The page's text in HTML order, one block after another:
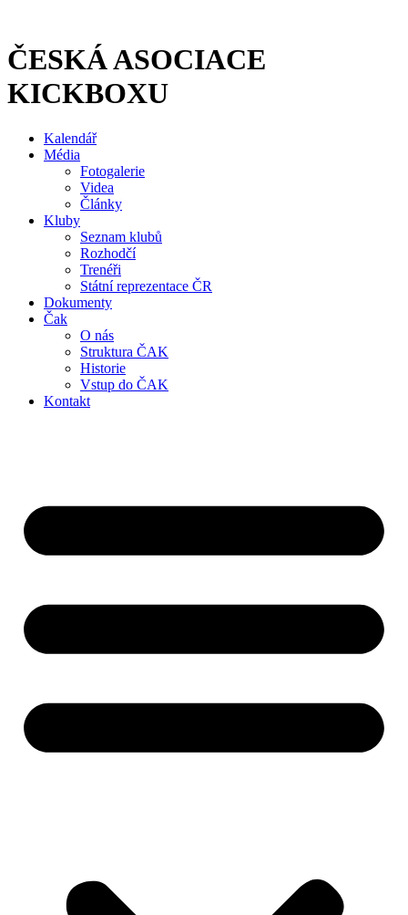
obsahu
ČESKÁ ASOCIACE
KICKBOXU
Kalendář
Média
Fotogalerie
Videa
Články
Kluby
Seznam klubů
Rozhodčí
Trenéři
Státní reprezentace ČR
Dokumenty
Čak
O nás
Struktura ČAK
Historie
Vstup do ČAK
Kontakt